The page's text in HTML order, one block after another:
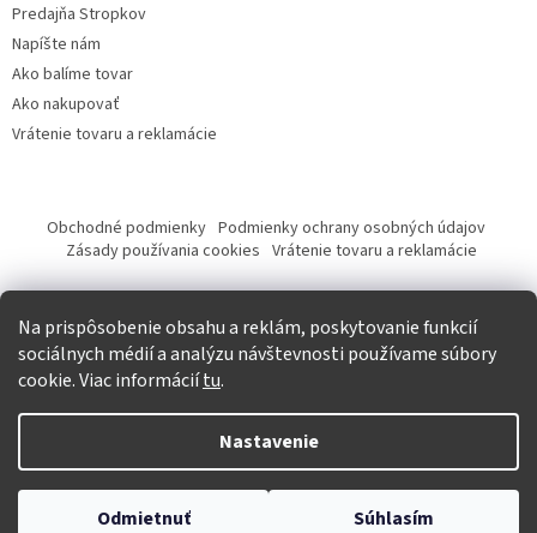
Na prispôsobenie obsahu a reklám, poskytovanie funkcií
sociálnych médií a analýzu návštevnosti používame súbory
cookie. Viac informáciítu.
Nastavenie
Odmietnuť Súhlasím
Predajňa Stropkov
Napíšte nám
Ako balíme tovar
Ako nakupovať
Vrátenie tovaru a reklamácie
Obchodné podmienky Podmienky ochrany osobných údajov
Zásady používania cookies Vrátenie tovaru a reklamácie
Tvorba eshopu a SEO optimalizácia
Copyright 2026Krásna móda. Všetky práva vyhradené.Upraviť